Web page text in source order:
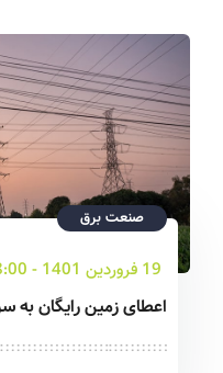
صنعت برق
19 فروردین 1401 - 08:00
اعطای زمین رایگان به